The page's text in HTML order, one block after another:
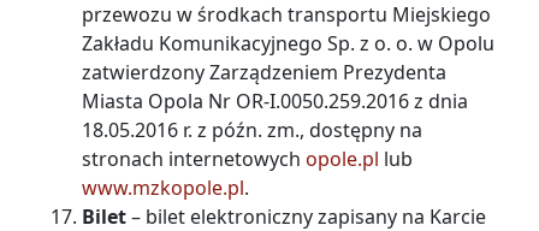
przewozu w środkach transportu Miejskiego
Zakładu Komunikacyjnego Sp. z o. o. w Opolu
zatwierdzony Zarządzeniem Prezydenta
Miasta Opola Nr OR-I.0050.259.2016 z dnia
18.05.2016 r. z późn. zm., dostępny na
stronach internetowych opole.pl lub
www.mzkopole.pl.
Bilet– bilet elektroniczny zapisany na Karcie